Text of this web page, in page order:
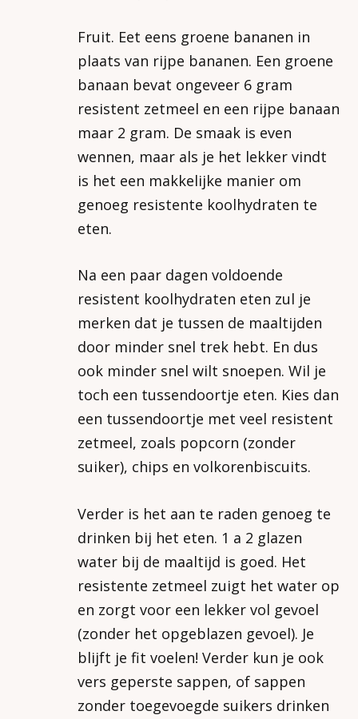
Fruit. Eet eens groene bananen in
plaats van rijpe bananen. Een groene
banaan bevat ongeveer 6 gram
resistent zetmeel en een rijpe banaan
maar 2 gram. De smaak is even
wennen, maar als je het lekker vindt
is het een makkelijke manier om
genoeg resistente koolhydraten te
eten.
Na een paar dagen voldoende
resistent koolhydraten eten zul je
merken dat je tussen de maaltijden
door minder snel trek hebt. En dus
ook minder snel wilt snoepen. Wil je
toch een tussendoortje eten. Kies dan
een tussendoortje met veel resistent
zetmeel, zoals popcorn (zonder
suiker), chips en volkorenbiscuits.
Verder is het aan te raden genoeg te
drinken bij het eten. 1 a 2 glazen
water bij de maaltijd is goed. Het
resistente zetmeel zuigt het water op
en zorgt voor een lekker vol gevoel
(zonder het opgeblazen gevoel). Je
blijft je fit voelen! Verder kun je ook
vers geperste sappen, of sappen
zonder toegevoegde suikers drinken